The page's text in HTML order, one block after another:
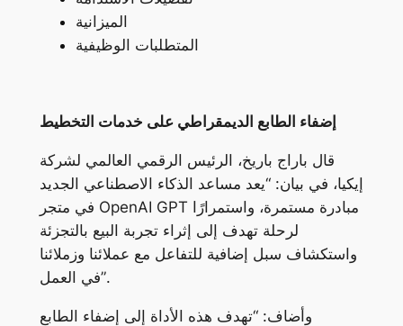
الميزانية
المتطلبات الوظيفية
إضفاء الطابع الديمقراطي على خدمات التخطيط
قال باراج باريخ، الرئيس الرقمي العالمي لشركة
إيكيا، في بيان: “يعد مساعد الذكاء الاصطناعي الجديد
في متجر OpenAI GPT مبادرة مستمرة، واستمرارًا
لرحلة تهدف إلى إثراء تجربة البيع بالتجزئة
واستكشاف سبل إضافية للتفاعل مع عملائنا وزملائنا
في العمل”.
وأضاف: “تهدف هذه الأداة إلى إضفاء الطابع